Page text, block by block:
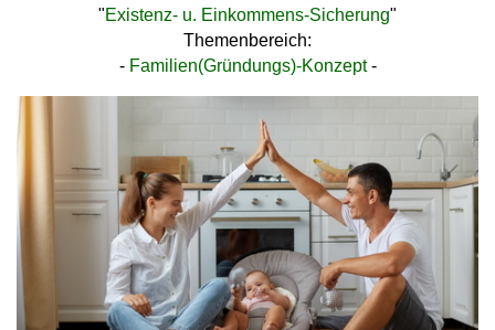
"Existenz- u. Einkommens-Sicherung"
Themenbereich:
- Familien(Gründungs)-Konzept-